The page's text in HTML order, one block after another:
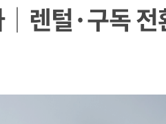
렌털·구독 전